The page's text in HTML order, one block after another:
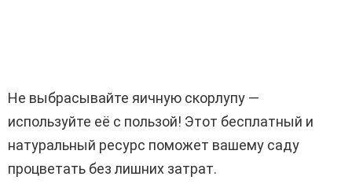
Не выбрасывайте яичную скорлупу —
используйте её с пользой! Этот бесплатный и
натуральный ресурс поможет вашему саду
процветать без лишних затрат.